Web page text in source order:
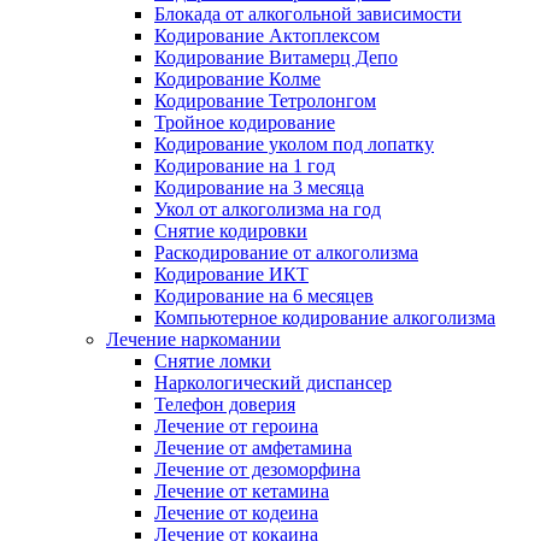
Блокада от алкогольной зависимости
Кодирование Актоплексом
Кодирование Витамерц Депо
Кодирование Колме
Кодирование Тетролонгом
Тройное кодирование
Кодирование уколом под лопатку
Кодирование на 1 год
Кодирование на 3 месяца
Укол от алкоголизма на год
Снятие кодировки
Раскодирование от алкоголизма
Кодирование ИКТ
Кодирование на 6 месяцев
Компьютерное кодирование алкоголизма
Лечение наркомании
Снятие ломки
Наркологический диспансер
Телефон доверия
Лечение от героина
Лечение от амфетамина
Лечение от дезоморфина
Лечение от кетамина
Лечение от кодеина
Лечение от кокаина